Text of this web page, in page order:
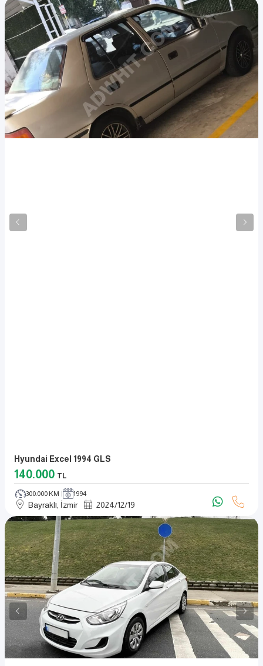
Hyundai Excel 1994 GLS
140.000 TL
300.000 KM 1994
Bayraklı, İzmir 2024/12/19